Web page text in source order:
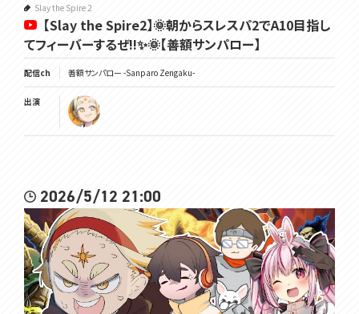
Slay the Spire 2
【Slay the Spire2】🌞朝からスレスパ2でA10目指し
てフィーバーするぜ!!✨🌞【善額サンパロー】
配信ch 善額サンパロー -Sanparo Zengaku-
出演
2026/5/12 21:00